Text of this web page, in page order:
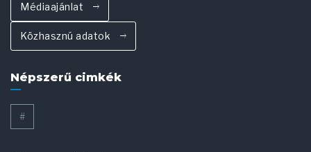
Médiaajánlat
Közhasznú adatok
Népszerű cimkék
#